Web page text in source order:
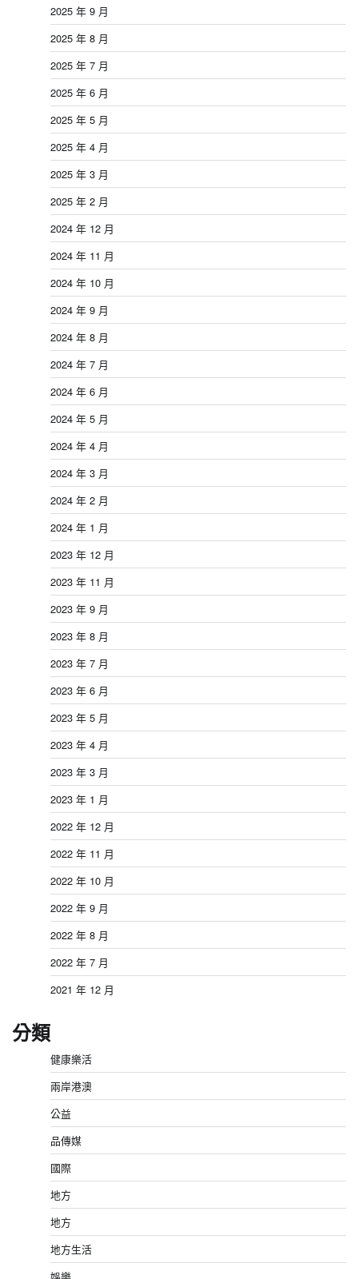
2025 年 9 月
2025 年 8 月
2025 年 7 月
2025 年 6 月
2025 年 5 月
2025 年 4 月
2025 年 3 月
2025 年 2 月
2024 年 12 月
2024 年 11 月
2024 年 10 月
2024 年 9 月
2024 年 8 月
2024 年 7 月
2024 年 6 月
2024 年 5 月
2024 年 4 月
2024 年 3 月
2024 年 2 月
2024 年 1 月
2023 年 12 月
2023 年 11 月
2023 年 9 月
2023 年 8 月
2023 年 7 月
2023 年 6 月
2023 年 5 月
2023 年 4 月
2023 年 3 月
2023 年 1 月
2022 年 12 月
2022 年 11 月
2022 年 10 月
2022 年 9 月
2022 年 8 月
2022 年 7 月
2021 年 12 月
分類
健康樂活
兩岸港澳
公益
品傳媒
國際
地方
地方
地方生活